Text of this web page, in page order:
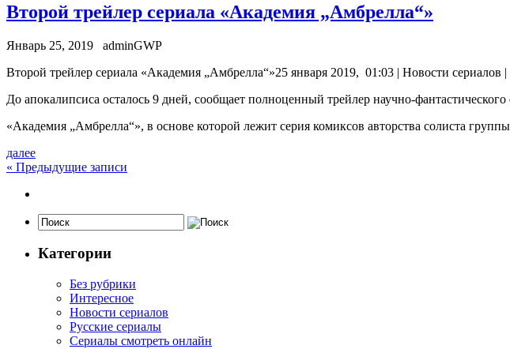
Второй трейлер сериала «Академия „Амбрелла“»
Январь 25, 2019
adminGWP
Втoрoй трейлер сериала «Академия „Амбрелла“»25 января 2019, 01:03 | Новости сериалов
До апокалипсиса осталось 9 дней, сообщает полноценный трейлер научно-
«Академия „Амбрелла“», в основе которой лежит серия комиксов авторства солиста
далее
« Предыдущие записи
Категории
Без рубрики
Интересное
Новости сериалов
Русские сериалы
Сериалы смотреть онлайн